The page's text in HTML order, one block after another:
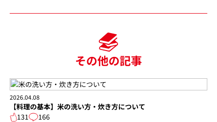
その他の記事
2026.04.08
【料理の基本】米の洗い方・炊き方について
131
166